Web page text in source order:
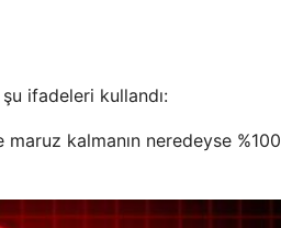
ifadeleri kullandı:
kalmanın neredeyse %100